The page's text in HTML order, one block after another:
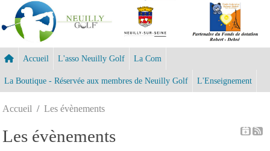
Accueil L'asso Neuilly Golf La Com
La Boutique - Réservée aux membres de Neuilly Golf L'Enseignement
Accueil Les évènements
Les évènements
Panneau de gestion des cookies